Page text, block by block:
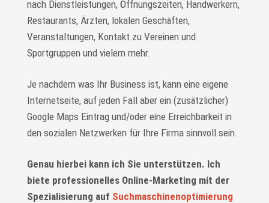
nach Dienstleistungen, Öffnungszeiten, Handwerkern,
Restaurants, Ärzten, lokalen Geschäften,
Veranstaltungen, Kontakt zu Vereinen und
Sportgruppen und vielem mehr.
Je nachdem was Ihr Business ist, kann eine eigene
Internetseite, auf jeden Fall aber ein (zusätzlicher)
Google Maps Eintrag und/oder eine Erreichbarkeit in
den sozialen Netzwerken für Ihre Firma sinnvoll sein.
Genau hierbei kann ich Sie unterstützen. Ich
biete professionelles Online-Marketing mit der
Spezialisierung auf Suchmaschinenoptimierung